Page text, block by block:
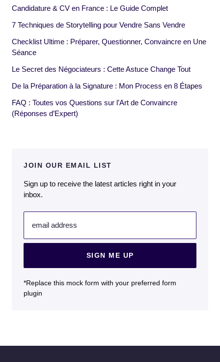
Candidature & CV en France : Le Guide Complet
7 Techniques de Storytelling pour Vendre Sans Vendre
Checklist Ultime : Préparer, Questionner, Convaincre en Une
Séance
Le Secret des Négociateurs : Cette Astuce Change Tout
De la Préparation à la Signature : Mon Process en 8 Étapes
FAQ : Toutes vos Questions sur l’Art de Convaincre
(Réponses d’Expert)
JOIN OUR EMAIL LIST
Sign up to receive the latest articles right in your
inbox.
email address
SIGN ME UP
*Replace this mock form with your preferred form
plugin